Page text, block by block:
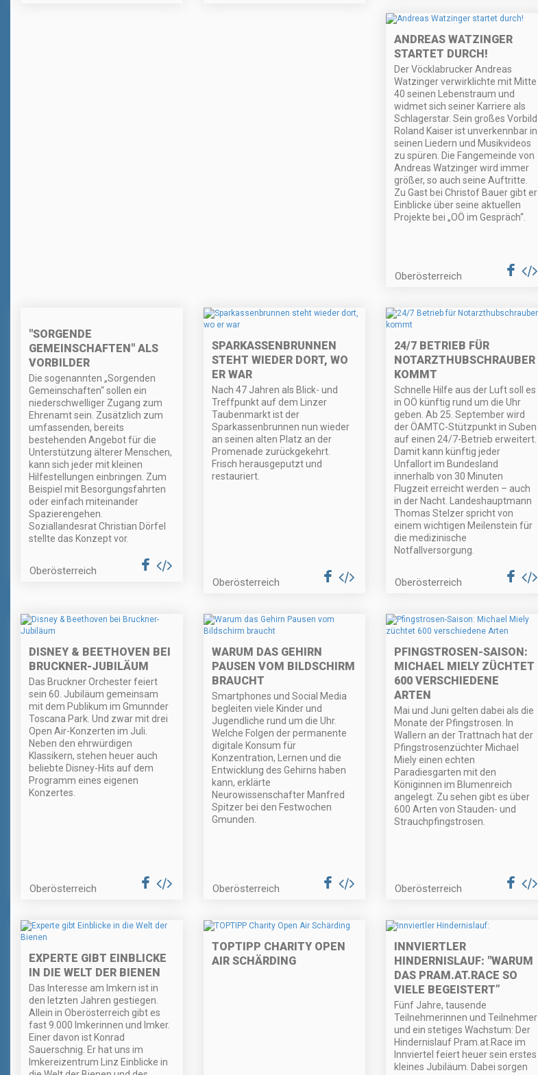
ANDREAS WATZINGER
STARTET DURCH!
Der Vöcklabrucker Andreas
Watzinger verwirklichte mit Mitte
40 seinen Lebenstraum und
widmet sich seiner Karriere als
Schlagerstar. Sein großes Vorbild
Roland Kaiser ist unverkennbar in
seinen Liedern und Musikvideos
zu spüren. Die Fangemeinde von
Andreas Watzinger wird immer
größer, so auch seine Auftritte.
Zu Gast bei Christof Bauer gibt er
Einblicke über seine aktuellen
Projekte bei „OÖ im Gespräch“.
Oberösterreich
"SORGENDE
GEMEINSCHAFTEN" ALS
VORBILDER
Die sogenannten „Sorgenden
Gemeinschaften“ sollen ein
niederschwelliger Zugang zum
Ehrenamt sein. Zusätzlich zum
umfassenden, bereits
bestehenden Angebot für die
Unterstützung älterer Menschen,
kann sich jeder mit kleinen
Hilfestellungen einbringen. Zum
Beispiel mit Besorgungsfahrten
oder einfach miteinander
Spazierengehen.
Soziallandesrat Christian Dörfel
stellte das Konzept vor.
Oberösterreich
SPARKASSENBRUNNEN
STEHT WIEDER DORT, WO
ER WAR
Nach 47 Jahren als Blick- und
Treffpunkt auf dem Linzer
Taubenmarkt ist der
Sparkassenbrunnen nun wieder
an seinen alten Platz an der
Promenade zurückgekehrt.
Frisch herausgeputzt und
restauriert.
Oberösterreich
24/7 BETRIEB FÜR
NOTARZTHUBSCHRAUBER
KOMMT
Schnelle Hilfe aus der Luft soll es
in OÖ künftig rund um die Uhr
geben. Ab 25. September wird
der ÖAMTC-Stützpunkt in Suben
auf einen 24/7-Betrieb erweitert.
Damit kann künftig jeder
Unfallort im Bundesland
innerhalb von 30 Minuten
Flugzeit erreicht werden – auch
in der Nacht. Landeshauptmann
Thomas Stelzer spricht von
einem wichtigen Meilenstein für
die medizinische
Notfallversorgung.
Oberösterreich
DISNEY & BEETHOVEN BEI
BRUCKNER-JUBILÄUM
Das Bruckner Orchester feiert
sein 60. Jubiläum gemeinsam
mit dem Publikum im Gmunnder
Toscana Park. Und zwar mit drei
Open Air-Konzerten im Juli.
Neben den ehrwürdigen
Klassikern, stehen heuer auch
beliebte Disney-Hits auf dem
Programm eines eigenen
Konzertes.
Oberösterreich
WARUM DAS GEHIRN
PAUSEN VOM BILDSCHIRM
BRAUCHT
Smartphones und Social Media
begleiten viele Kinder und
Jugendliche rund um die Uhr.
Welche Folgen der permanente
digitale Konsum für
Konzentration, Lernen und die
Entwicklung des Gehirns haben
kann, erklärte
Neurowissenschafter Manfred
Spitzer bei den Festwochen
Gmunden.
Oberösterreich
PFINGSTROSEN-SAISON:
MICHAEL MIELY ZÜCHTET
600 VERSCHIEDENE
ARTEN
Mai und Juni gelten dabei als die
Monate der Pfingstrosen. In
Wallern an der Trattnach hat der
Pfingstrosenzüchter Michael
Miely einen echten
Paradiesgarten mit den
Königinnen im Blumenreich
angelegt. Zu sehen gibt es über
600 Arten von Stauden- und
Strauchpfingstrosen.
Oberösterreich
EXPERTE GIBT EINBLICKE
IN DIE WELT DER BIENEN
Das Interesse am Imkern ist in
den letzten Jahren gestiegen.
Allein in Oberösterreich gibt es
fast 9.000 Imkerinnen und Imker.
Einer davon ist Konrad
Sauerschnig. Er hat uns im
Imkereizentrum Linz Einblicke in
TOPTIPP CHARITY OPEN
AIR SCHÄRDING
INNVIERTLER
HINDERNISLAUF: "WARUM
DAS PRAM.AT.RACE SO
VIELE BEGEISTERT”
Fünf Jahre, tausende
Teilnehmerinnen und Teilnehmer
und ein stetiges Wachstum: Der
Hindernislauf Pram.at.Race im
Innviertel feiert heuer sein erstes
kleines Jubiläum. Dabei sorgen